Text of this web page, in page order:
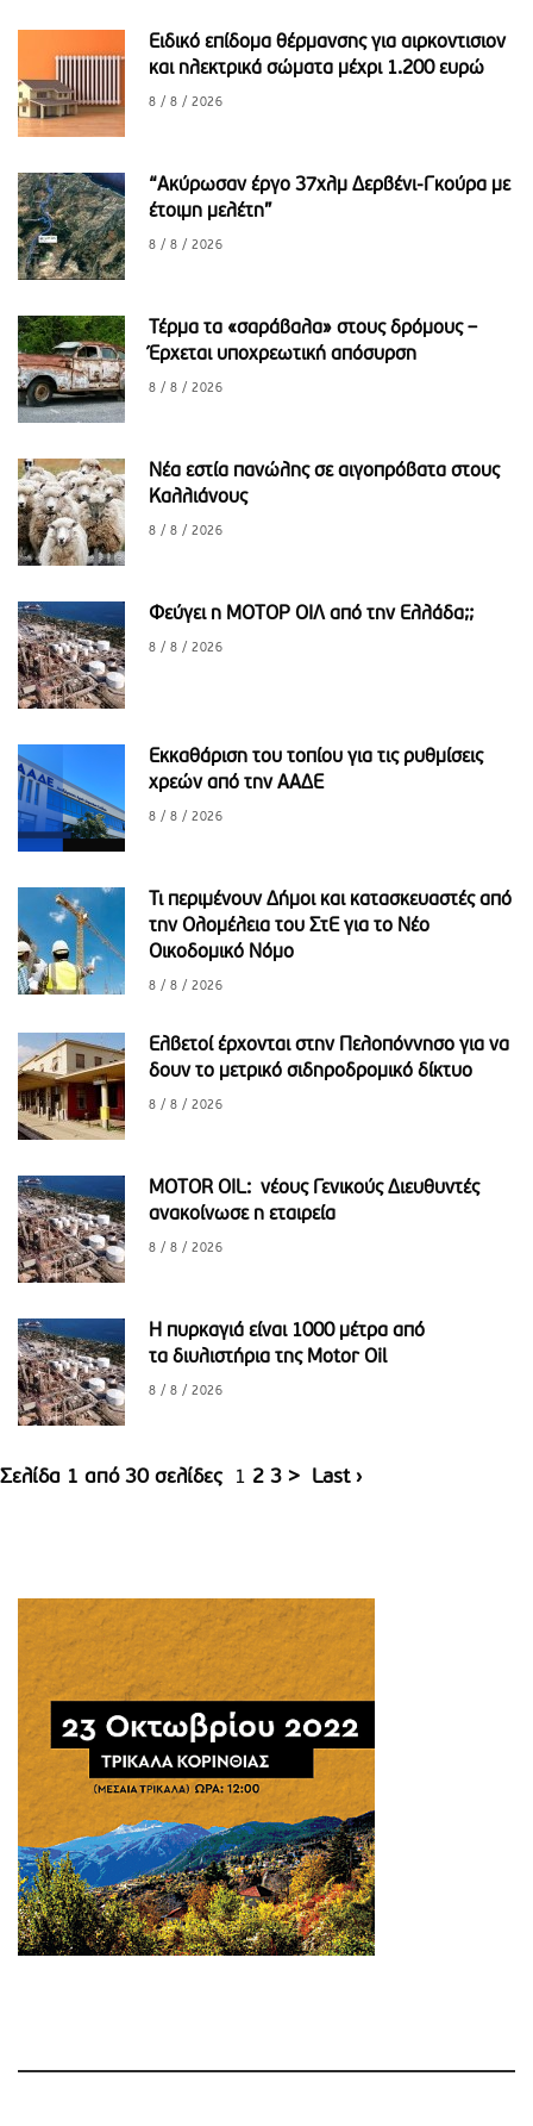
Ειδικό επίδομα θέρμανσης για αιρκοντισιον
και ηλεκτρικά σώματα μέχρι 1.200 ευρώ
8 / 8 / 2026
“Ακύρωσαν έργο 37χλμ Δερβένι-Γκούρα με
έτοιμη μελέτη”
8 / 8 / 2026
Τέρμα τα «σαράβαλα» στους δρόμους –
Έρχεται υποχρεωτική απόσυρση
8 / 8 / 2026
Νέα εστία πανώλης σε αιγοπρόβατα στους
Καλλιάνους
8 / 8 / 2026
Φεύγει η ΜΟΤΟΡ ΟΙΛ από την Ελλάδα;;
8 / 8 / 2026
Εκκαθάριση του τοπίου για τις ρυθμίσεις
χρεών από την ΑΑΔΕ
8 / 8 / 2026
Τι περιμένουν Δήμοι και κατασκευαστές από
την Ολομέλεια του ΣτΕ για το Νέο
Οικοδομικό Νόμο
8 / 8 / 2026
Ελβετοί έρχονται στην Πελοπόννησο για να
δουν το μετρικό σιδηροδρομικό δίκτυο
8 / 8 / 2026
MOTOR OIL: νέους Γενικούς Διευθυντές
ανακοίνωσε η εταιρεία
8 / 8 / 2026
Η πυρκαγιά είναι 1000 μέτρα από
τα διυλιστήρια της Motor Oil
8 / 8 / 2026
Σελίδα 1 από 30 σελίδες 1 2 3 > Last ›